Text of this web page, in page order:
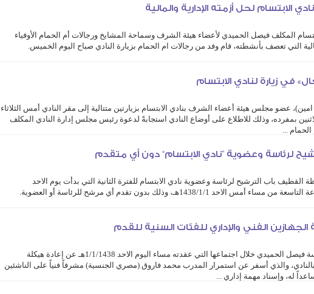
الابتسام لحل أزمته الإدارية والمالية
المكلف فيصل الحميدي لأعضاء هيئة الشرف وسماحة المشايخ ورجالات أم الحمام الأوفياء
التي تعصف بأنشطته، قام وفد من رجالات ام الحمام بزيارة النادي صباح اليوم الخميس.
في زيارة لنادي الابتسام
عضو مجلس هيئة أعضاء الشرف بنادي الابتسام بزيارتين متتالية إلى مقر النادي أمس الثلاثاء
بمفرده، وذلك للاطلاع على أوضاع النادي استجابةً لدعوة رئيس مجلس إدارة النادي المكلف
...
لرئاسة وعضوية ”نادي الابتسام“ دون أي متقدم
القطيف باب الترشيح لرئاسة وعضوية نادي الابتسام للفترة الثانية التي بدأت يوم الاحد
الجهازين الفني والإداري للفئات السنية للقدم
أعلنت إدارة نادي الابتسام المكلفة برئاسة فيصل الحميدي خلال اجتماعها التي عقدته مساء اليوم الاحد 1/1/1438هـ عن إعادة هيكلة
بالنادي، والذي أسفر عن استمرار المدرب محمد فاروق (مصري الجنسية) مشرفاً فنياً على الناشئين
له، وإسناد مهمة إداري ...